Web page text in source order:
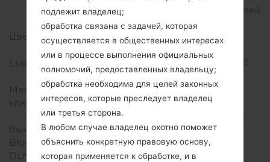
(~288 плотность пикселей
на дюйм)
Цвета экрана
16M цветов
Аккумулятор и клавиатура
Емкость аккумулятора
Не съемный Li-Ion 7900
mAh
Механическая
клавиатура
-
Интерфейсы
Выход для аудио
3.5mm jack
Bluetooth
версия 4.0, A2DP, LE
DLNA
-
подлежит владелец;
обработка связана с задачей, которая
осуществляется в общественных интересах
или в процессе выполнения официальных
полномочий, предоставленных владельцу;
обработка необходима для целей законных
интересов, которые преследует владелец
или третья сторона.
В любом случае владелец охотно поможет
объяснить конкретную правовую основу,
которая применяется к обработке, и в